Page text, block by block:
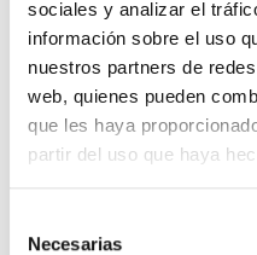
sociales y analizar el
información sobre el uso
nuestros partners de
web, quienes pueden
que les haya
partir del uso que haya
Necesarias